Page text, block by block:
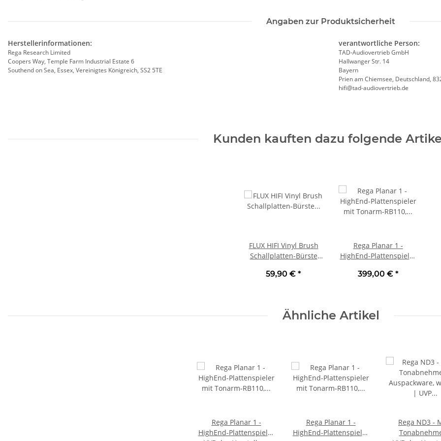
Angaben zur Produktsicherheit
Herstellerinformationen:
Rega Research Limited
Coopers Way, Temple Farm Industrial Estate 6
Southend on Sea, Essex, Vereinigtes Königreich, SS2 5TE
verantwortliche Person:
TAD-Audiovertrieb GmbH
Hallwanger Str. 14
Bayern
Prien am Chiemsee, Deutschland,
hifi@tad-audiovertrieb.de
Kunden kauften dazu folgende
FLUX HIFI Vinyl Brush
Schallplatten-Bürste
TOP | Neu
59,90 € *
Rega Planar 1 -
HighEnd-Plattenspieler
Schwarz Matt | Neu
399,00 € *
Ähnliche Artikel
Rega Planar 1 -
HighEnd-Plattenspieler
Rega Planar 1 -
HighEnd-Plattenspieler
Rega ND3 -